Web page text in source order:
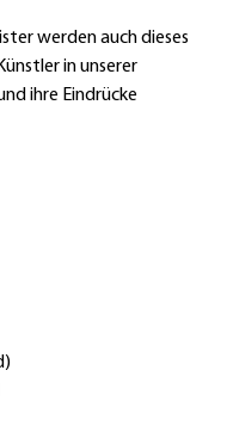
werden auch dieses
in unserer
ihre Eindrücke